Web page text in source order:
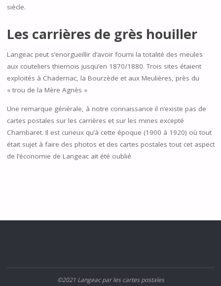
siècle.
Les carrières de grès houiller
Langeac peut s’enorgueillir d’avoir fourni la totalité des meules
aux couteliers thiernois jusqu’en 1870/1880. Trois sites étaient
exploités à Chadernac, la Bourzède et aux Meulières, près du
« trou de la Mère Agnès »
Une remarque générale, à notre connaissance il n’existe pas de
cartes postales sur les carrières et sur les mines excepté
Chambaret. Il est curieux qu’à cette époque (1900 à 1920) où tout
était sujet à faire des photos et des cartes postales tout cet aspect
de l’économie de Langeac ait été oublié
©2021 Langeac par les cartes postales